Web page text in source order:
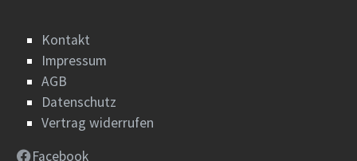
Kontakt
Impressum
AGB
Datenschutz
Vertrag widerrufen
Facebook